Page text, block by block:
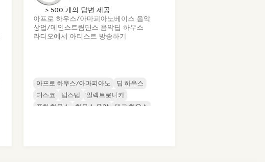
> 500 개의 답변 제공
아프로 하우스/아마피아노베이스 음악
상업/메인스트림댄스 음악딥 하우스
라디오에서 아티스트 방송하기
아프로 하우스/아마피아노
딥 하우스
디스코
덥스텝
일렉트로니카
퓨처 하우스
하우스 음악 테크 하우스